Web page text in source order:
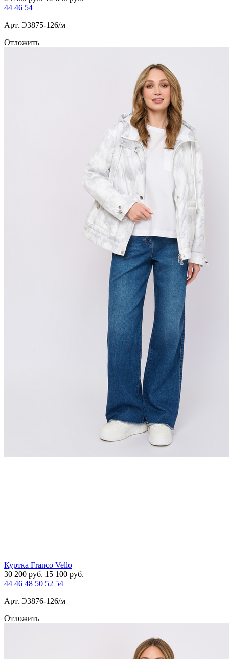
44 46 54
Арт. Э3875-126/м
Отложить
Куртка Franco Vello
30 200 руб. 15 100 руб.
44 46 48 50 52 54
Арт. Э3876-126/м
Отложить